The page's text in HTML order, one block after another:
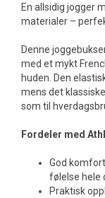
En allsidig jogger
materialer –
Denne
med et mykt
huden. Den
mens det
som til
Fordeler med
God
følelse hele
Praktisk